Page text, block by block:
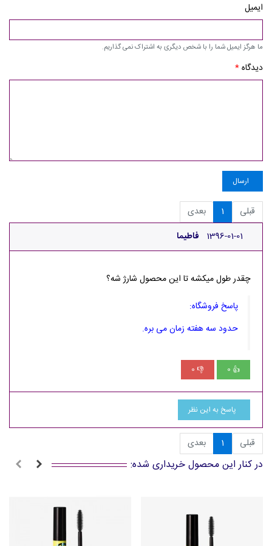
ایمیل
ما هرگز ایمیل شما را با شخص دیگری به اشتراک نمی گذاریم.
دیدگاه*
ارسال
قبلی 1
بعدی
فاطیما 1396-01-01
چقدر طول میکشه تا این محصول شارژ شه؟
پاسخ فروشگاه:
حدود سه هفته زمان می بره.
👍
0
👎
0
پاسخ به این نظر
قبلی 1 بعدی
در کنار این محصول خریداری شده: